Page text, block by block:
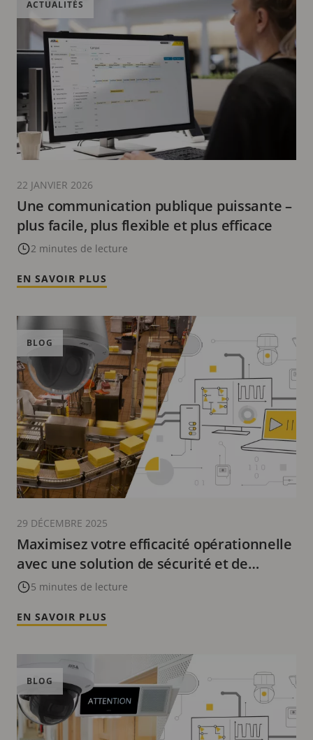
Une communication publique puissante –
plus facile, plus flexible et plus efficace
2 minutes de lecture
ACTUALITÉS
22 JANVIER 2026
EN SAVOIR PLUS
Maximisez votre efficacité opérationnelle
avec une solution de sécurité et de
surveillance
5 minutes de lecture
BLOG
29 DÉCEMBRE 2025
EN SAVOIR PLUS
BLOG